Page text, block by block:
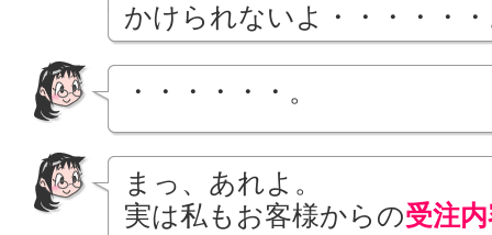
かけられないよ・・・・・
・・・・・・。
まっ、あれよ。
実は私もお客様からの受注